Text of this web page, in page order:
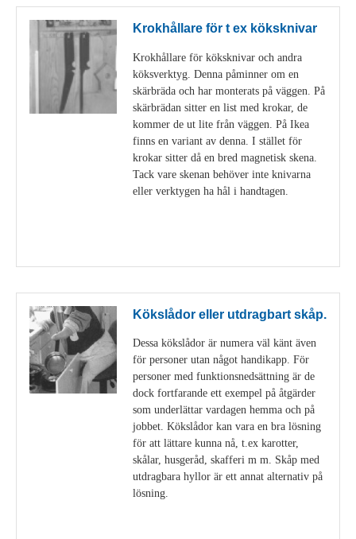
Krokhållare för t ex köksknivar
Krokhållare för köksknivar och andra
köksverktyg. Denna påminner om en
skärbräda och har monterats på väggen. På
skärbrädan sitter en list med krokar, de
kommer de ut lite från väggen. På Ikea
finns en variant av denna. I stället för
krokar sitter då en bred magnetisk skena.
Tack vare skenan behöver inte knivarna
eller verktygen ha hål i handtagen.
Kökslådor eller utdragbart skåp.
Dessa kökslådor är numera väl känt även
för personer utan något handikapp. För
personer med funktionsnedsättning är de
dock fortfarande ett exempel på åtgärder
som underlättar vardagen hemma och på
jobbet. Kökslådor kan vara en bra lösning
för att lättare kunna nå, t.ex karotter,
skålar, husgeråd, skafferi m m. Skåp med
utdragbara hyllor är ett annat alternativ på
lösning.